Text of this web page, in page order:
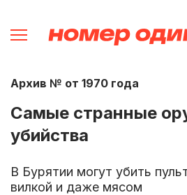
Архив № от 1970 года
Самые странные
убийства
В Бурятии могут убить
вилкой и даже мясом